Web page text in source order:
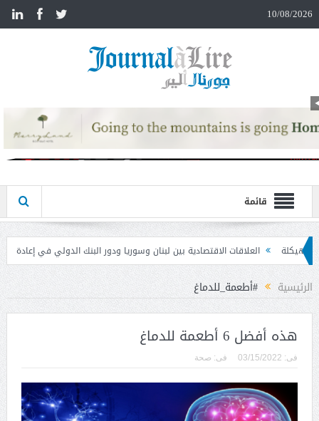
10/08/2026
قائمة
بين لبنان وسوريا ودور البنك الدولي في إعادة الإعمار مذكرة تفاهم بين
الرئيسية #أطعمة_للدماغ
هذه أفضل 6 أطعمة للدماغ
فى: 03/15/2022 فى: صحة